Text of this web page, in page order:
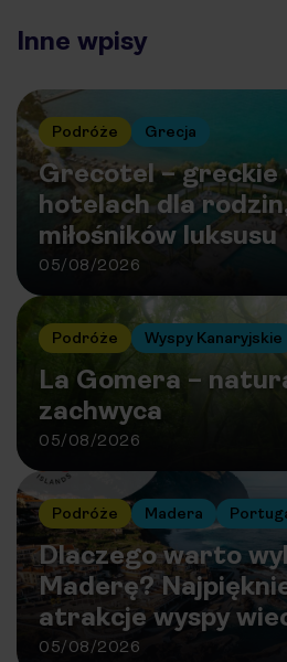
Inne wpisy
Podróże Grecja
Grecotel – greckie
hotelach dla
miłośników luksusu
05/08/2026
Podróże Wyspy Kanaryjskie
La Gomera –
zachwyca
05/08/2026
Podróże Madera
Dlaczego warto
Maderę?
atrakcje wyspy
05/08/2026